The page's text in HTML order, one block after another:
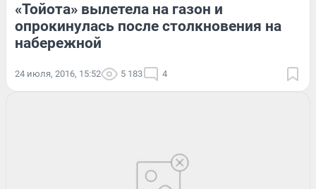
«Тойота» вылетела на газон и
опрокинулась после столкновения на
набережной
24 июля, 2016, 15:52 5 183 4